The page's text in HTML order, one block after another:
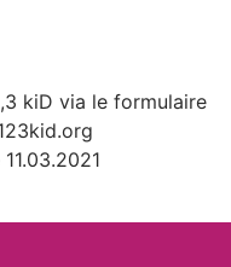
kiD via le formulaire